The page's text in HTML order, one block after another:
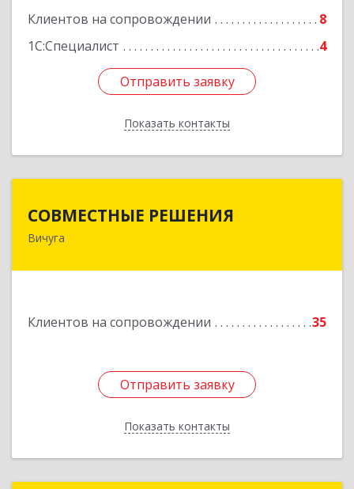
Клиентов на сопровождении
8
1С:Специалист
4
Отправить заявку
Показать контакты
Отправить заявку
Назад
СОВМЕСТНЫЕ РЕШЕНИЯ
Вичуга
Клиентов на сопровождении 35
Отправить заявку
Показать контакты
155331, Ивановская обл, Вичугский р-н, Вичуга
Отправить заявку
Назад